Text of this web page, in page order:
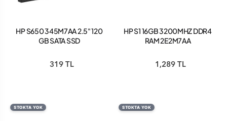
HP S650 345M7AA 2.5" 120
GB SATA SSD
319 TL
HP S1 16GB 3200MHZ DDR4
RAM 2E2M7AA
1,289 TL
STOKTA YOK STOKTA YOK